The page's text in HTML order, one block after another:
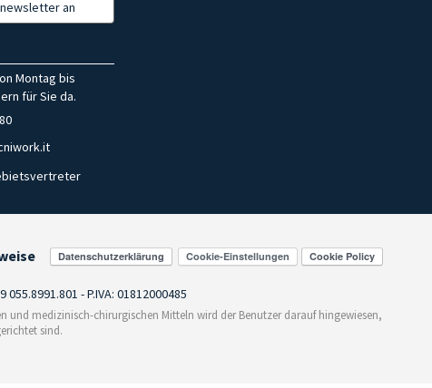
an
Montag bis
für Sie da.
Cookie-Einstellungen
- P.IVA: 01812000485
medizinisch-chirurgischen Mitteln wird der Benutzer darauf hingewiesen,
sind.